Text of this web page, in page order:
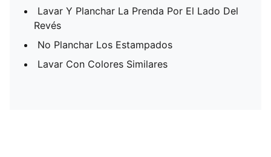
Lavar Y Planchar La Prenda Por El Lado Del
Revés
No Planchar Los Estampados
Lavar Con Colores Similares